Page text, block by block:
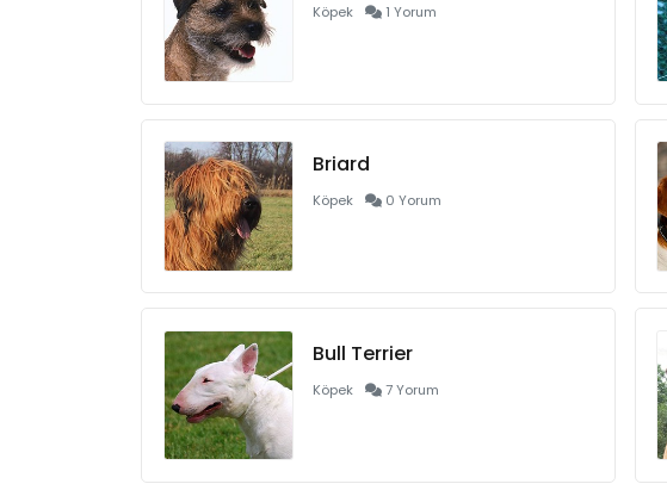
Köpek 1 Yorum
Briard
Köpek 0 Yorum
Bull Terrier
Köpek 7 Yorum